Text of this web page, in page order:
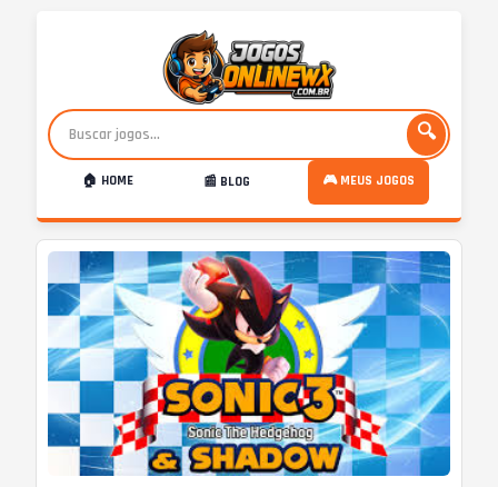
🔍
🏠 HOME 📰 BLOG 🎮 MEUS JOGOS